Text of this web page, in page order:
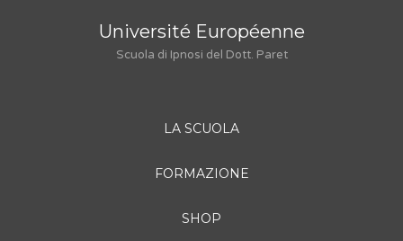
Université Européenne
Scuola di Ipnosi del Dott. Paret
LA SCUOLA
FORMAZIONE
SHOP